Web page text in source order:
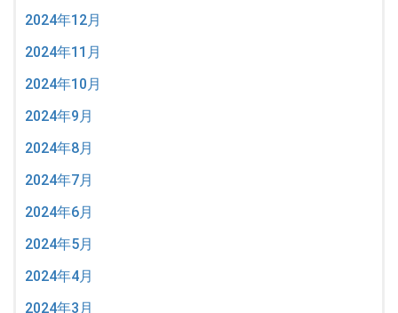
2024年12月
2024年11月
2024年10月
2024年9月
2024年8月
2024年7月
2024年6月
2024年5月
2024年4月
2024年3月